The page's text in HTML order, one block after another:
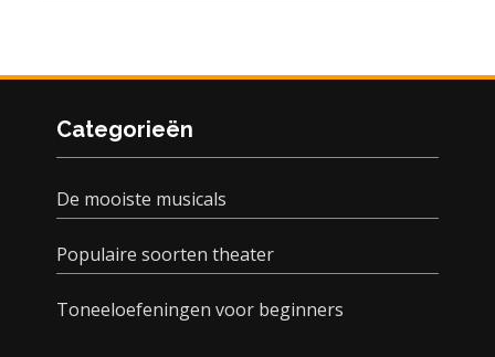
Categorieën
De mooiste musicals
Populaire soorten theater
Toneeloefeningen voor beginners